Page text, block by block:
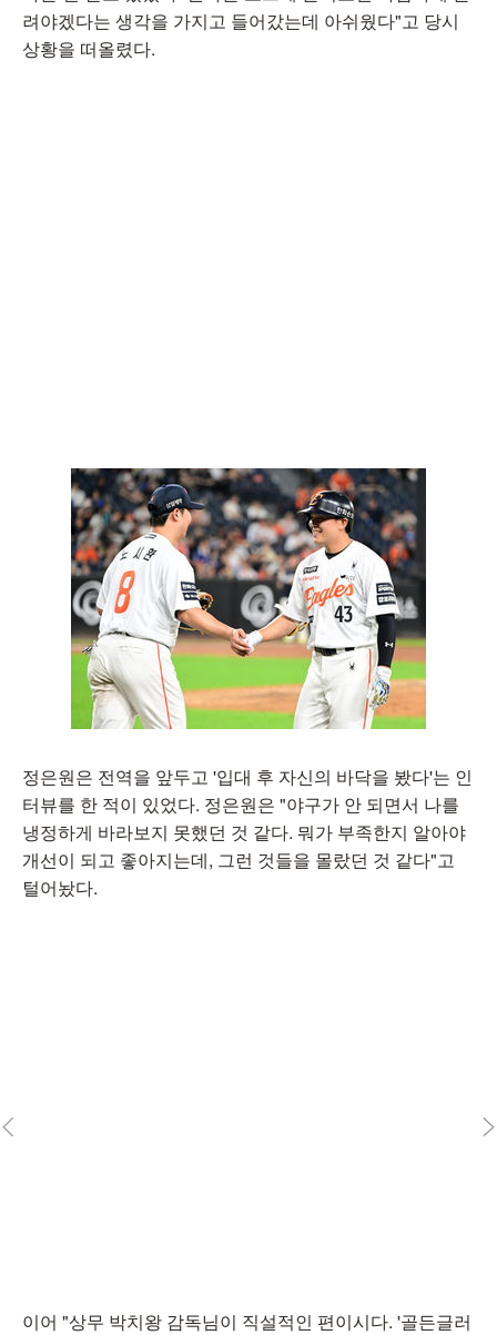
려야겠다는 생각을 가지고 들어갔는데 아쉬웠다"고 당시
상황을 떠올렸다.
정은원은 전역을 앞두고 '입대 후 자신의 바닥을 봤다'는 인
터뷰를 한 적이 있었다. 정은원은 "야구가 안 되면서 나를
냉정하게 바라보지 못했던 것 같다. 뭐가 부족한지 알아야
개선이 되고 좋아지는데, 그런 것들을 몰랐던 것 같다"고
털어놨다.
이어 "상무 박치왕 감독님이 직설적인 편이시다. '골든글러